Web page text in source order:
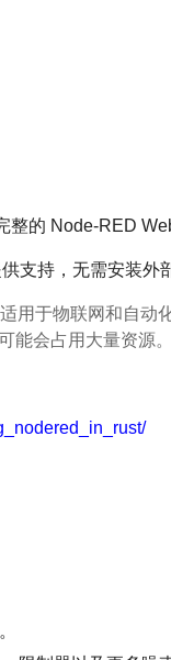
的 Node-RED
支持，无需安装外
用于物联网和自动
能会占用大量资源。